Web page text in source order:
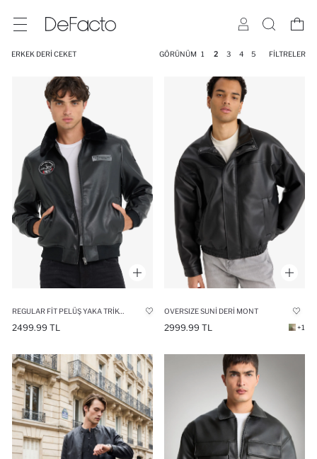
ERKEK DERI CEKET GÖRÜNÜM 1 2 3 4 5 FILTRELER
2499.99 TL
OVERSIZE SUNI DERI MONT
2999.99 TL +1